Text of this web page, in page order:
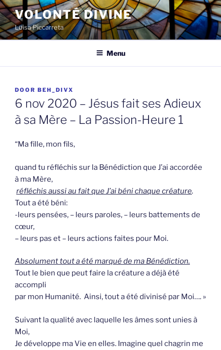
Spring
naar
de
inhoud
VOLONTÉ DIVINE
Luisa Piccarreta
Menu
GEPLAATST
OP
DOOR BEH_DIVX
6 nov 2020 – Jésus fait ses Adieux
à sa Mère – La Passion-Heure 1
“Ma fille, mon fils,
quand tu réfléchis sur la Bénédiction que J’ai accordée
à ma Mère,
réfléchis aussi au fait que J’ai béni chaque créature.
Tout a été béni:
-leurs pensées, – leurs paroles, – leurs battements de
cœur,
– leurs pas et – leurs actions faites pour Moi.
Absolument tout a été marqué de ma Bénédiction.
Tout le bien que peut faire la créature a déjà été
accompli
par mon Humanité. Ainsi, tout a été divinisé par Moi…. »
Suivant la qualité avec laquelle les âmes sont unies à
Moi,
Je développe ma Vie en elles. Imagine quel chagrin me